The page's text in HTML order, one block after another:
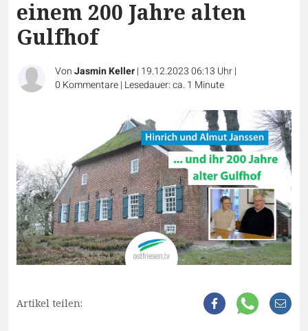
einem 200 Jahre alten
Gulfhof
VonJasmin Keller| 19.12.2023 06:13 Uhr|
0 Kommentare| Lesedauer: ca. 1 Minute
Artikel teilen: